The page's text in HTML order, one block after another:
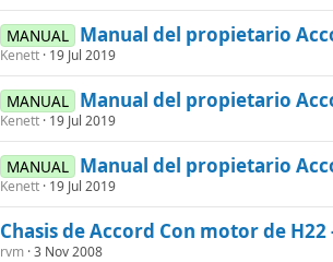
MANUAL Manual del propietario
Kenett 19 Jul 2019
MANUAL Manual del propietario
Kenett 19 Jul 2019
MANUAL Manual del propietario
Kenett 19 Jul 2019
Chasis de Accord Con motor de H22
rvm 3 Nov 2008